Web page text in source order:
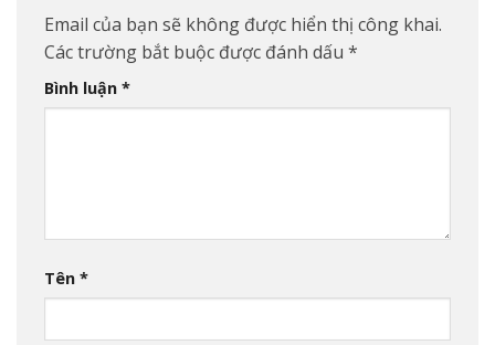
Email của bạn sẽ không được hiển thị công khai.
Các trường bắt buộc được đánh dấu *
Bình luận *
Tên *